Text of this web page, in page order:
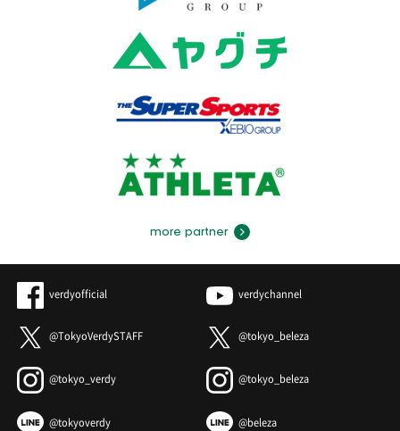
more partner
verdyofficial verdychannel
@TokyoVerdySTAFF @tokyo_beleza
@tokyo_verdy @tokyo_beleza
@tokyoverdy @beleza